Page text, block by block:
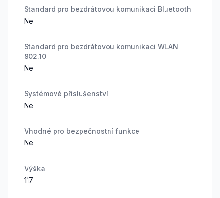
Standard pro bezdrátovou komunikaci Bluetooth
Ne
Standard pro bezdrátovou komunikaci WLAN
802.10
Ne
Systémové příslušenství
Ne
Vhodné pro bezpečnostní funkce
Ne
Výška
117